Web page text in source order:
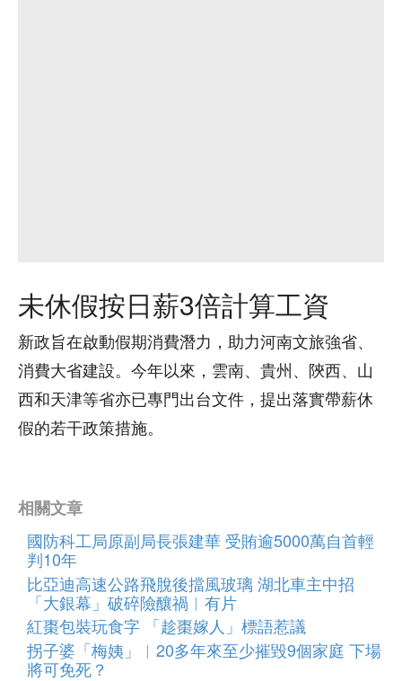
未休假按日薪3倍計算工資
新政旨在啟動假期消費潛力，助力河南文旅強省、
消費大省建設。今年以來，雲南、貴州、陝西、山
西和天津等省亦已專門出台文件，提出落實帶薪休
假的若干政策措施。
相關文章
國防科工局原副局長張建華 受賄逾5000萬自首輕
判10年
比亞迪高速公路飛脫後擋風玻璃 湖北車主中招
「大銀幕」破碎險釀禍︱有片
紅棗包裝玩食字 「趁棗嫁人」標語惹議
拐子婆「梅姨」︱20多年來至少摧毀9個家庭 下場
將可免死？